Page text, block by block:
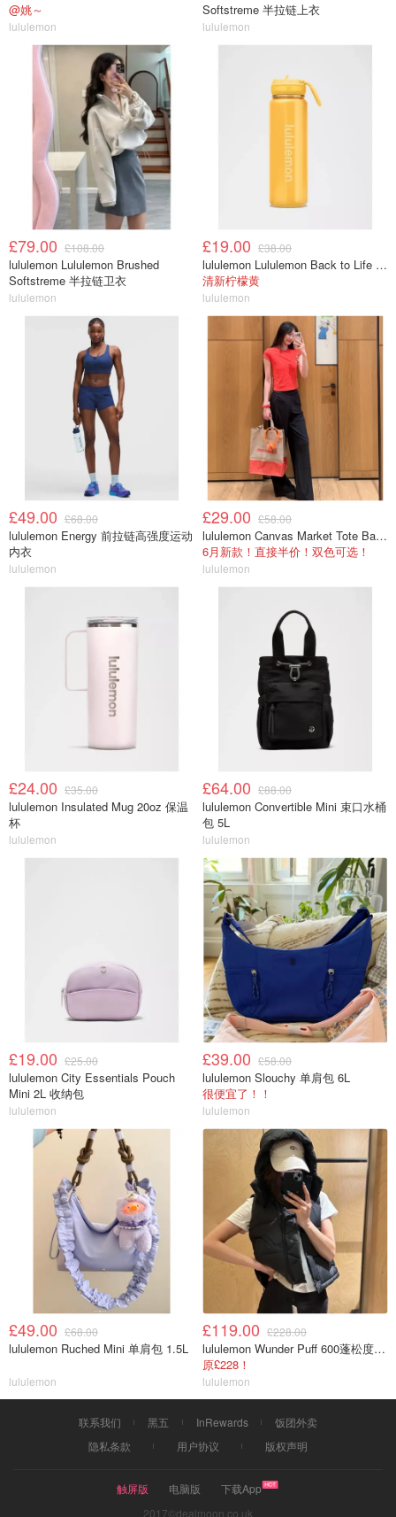
@姚～
lululemon
Softstreme 半拉链上衣
lululemon
£79.00 £108.00
lululemon Lululemon Brushed
Softstreme 半拉链卫衣
lululemon
£19.00 £38.00
lululemon Lululemon Back to Life 运动水瓶 24oz 吸管盖
清新柠檬黄
lululemon
£49.00 £68.00
lululemon Energy 前拉链高强度运动
内衣
lululemon
£29.00 £58.00
lululemon Canvas Market Tote Bag 19L
6月新款！直接半价！双色可选！
lululemon
£24.00 £35.00
lululemon Insulated Mug 20oz 保温
杯
lululemon
£64.00 £88.00
lululemon Convertible Mini 束口水桶
包 5L
lululemon
£19.00 £25.00
lululemon City Essentials Pouch
Mini 2L 收纳包
lululemon
£39.00 £58.00
lululemon Slouchy 单肩包 6L
很便宜了！！
lululemon
£49.00 £68.00
lululemon Ruched Mini 单肩包 1.5L
lululemon
£119.00 £228.00
lululemon Wunder Puff 600蓬松度短款羽绒背心
原£228！
lululemon
联系我们 黑五 InRewards
饭团外卖
隐私条款
用户协议 版权声明
触屏版 电脑版
下载App
2017©dealmoon.co.uk